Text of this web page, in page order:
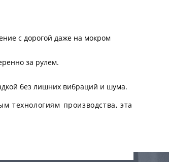
с дорогой даже на мокром
за рулем.
без лишних вибраций и шума.
технологиям производства, эта